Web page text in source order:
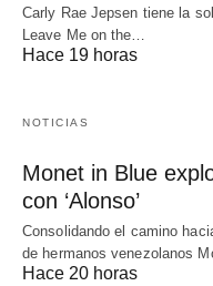
Carly Rae Jepsen tiene la
Leave Me on the…
Hace 19 horas
NOTICIAS
Monet in Blue
con ‘Alonso’
Consolidando el camino
de hermanos venezolanos
Hace 20 horas